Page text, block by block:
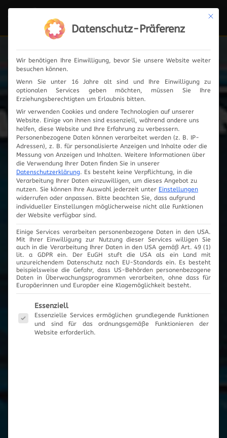
ADVANTEC-
Eine Cartronic-Innovation !
Testbericht Sport Auto 06/1998 –
Sport Auto Sonderdruck 06/98 (hier als PDF)
Mit
Datenschutz-Präferenz
Wir benötigen Ihre Einwilligung, bevor Sie unsere Website weiter
besuchen können.
Wenn Sie unter 16 Jahre alt sind und Ihre Einwilligung zu
optionalen Services geben möchten, müssen Sie Ihre
Erziehungsberechtigten um Erlaubnis bitten.
Wir verwenden Cookies und andere Technologien auf unserer
Website. Einige von ihnen sind essenziell, während andere uns
helfen, diese Website und Ihre Erfahrung zu verbessern.
Personenbezogene Daten können verarbeitet werden (z. B. IP-
Adressen), z. B. für personalisierte Anzeigen und Inhalte oder die
Messung von Anzeigen und Inhalten. Weitere Informationen über
die Verwendung Ihrer Daten finden Sie in unserer
Datenschutzerklärung. Es besteht keine Verpflichtung, in die
Verarbeitung Ihrer Daten einzuwilligen, um dieses Angebot zu
nutzen. Sie können Ihre Auswahl jederzeit unter Einstellungen
widerrufen oder anpassen. Bitte beachten Sie, dass aufgrund
individueller Einstellungen möglicherweise nicht alle Funktionen
der Website verfügbar sind.
Einige Services verarbeiten personenbezogene Daten in den USA.
Mit Ihrer Einwilligung zur Nutzung dieser Services willigen Sie
auch in die Verarbeitung Ihrer Daten in den USA gemäß Art. 49 (1)
lit. a GDPR ein. Der EuGH stuft die USA als ein Land mit
unzureichendem Datenschutz nach EU-Standards ein. Es besteht
beispielsweise die Gefahr, dass US-Behörden personenbezogene
Daten in Überwachungsprogrammen verarbeiten, ohne dass für
Europäerinnen und Europäer eine Klagemöglichkeit besteht.
Es folgt eine Liste der Service-Gruppen, für die eine
Essenziell
Essenzielle Services ermöglichen grundlegende Funktionen
und sind für das ordnungsgemäße Funktionieren der
Website erforderlich.